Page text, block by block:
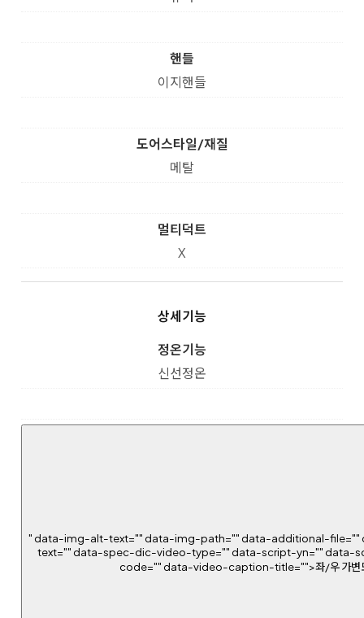
핸들
이지핸들
도어스타일/재질
메탈
멀티덕트
X
상세기능
정온기능
신선정온
" data-img-alt-text="" data-img-path="" data-additional-
text="" data-spec-dic-video-type="" data-script-yn="" data-
code="" data-video-caption-title="">좌/우 가변